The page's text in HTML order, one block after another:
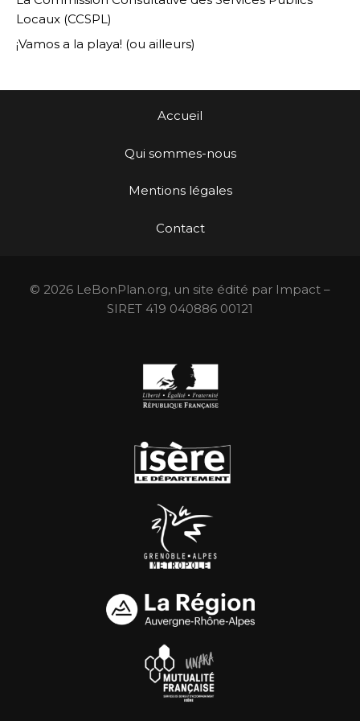
Locaux (CCSPL)
¡Vamos a la playa! (ou ailleurs)
Accueil
Qui sommes-nous
Mentions légales
Contact
© 2026 LeBonPlan.org, un site édité par Impact –
SIRET 419 040886 00121